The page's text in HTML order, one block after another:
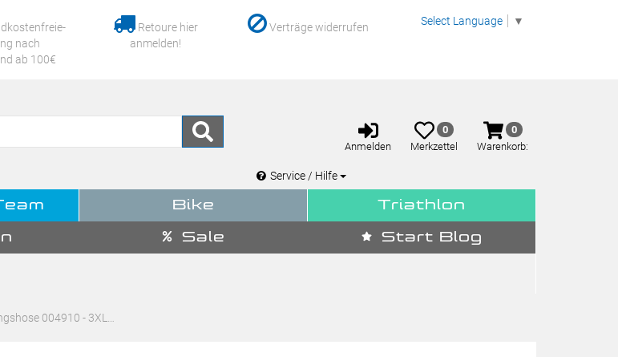
nach
ab 100€
Retoure hier
anmelden!
Verträge widerrufen Select Language ▼
Anmelden
Anmelden
Merkzettel
aufklappen
0
Merkzettel
Warenkorb
aufklappen
0
Warenkorb:
Service / Hilfe
Bike Triathlon
Sale Start Blog
004910 - 3XL…